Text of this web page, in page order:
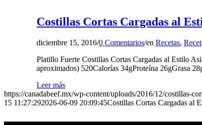
Costillas Cortas Cargadas al
diciembre 15, 2016/0 Comentarios/enRecetas,
Platillo Fuerte Costillas Cortas Cargadas al Estilo
aproximados) 520Calorías 34gProteína 26gGrasa
Leer más
https://canadabeef.mx/wp-content/uploads/2016/12/costillas-
15 11:27:292026-06-09 20:09:45Costillas Cortas Cargadas al